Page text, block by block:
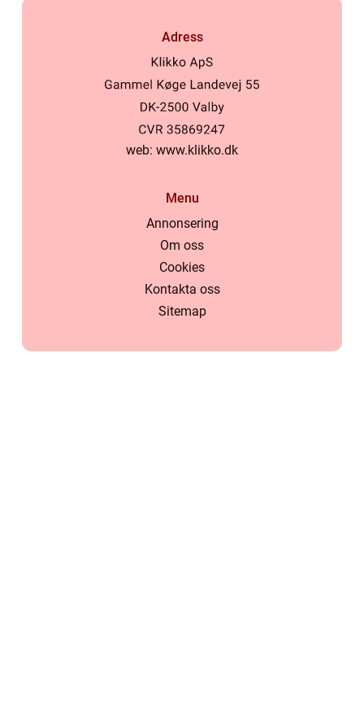
Adress
web: www.klikko.dk
Menu
Annonsering
Om oss
Cookies
Kontakta oss
Sitemap